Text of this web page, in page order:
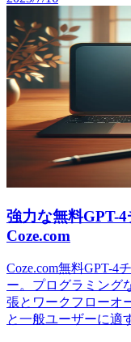
強力な無料GPT-
Coze.com
Coze.com無料GPT-4
ー。プログラミング
張とワークフローオ
と一般ユーザーに適